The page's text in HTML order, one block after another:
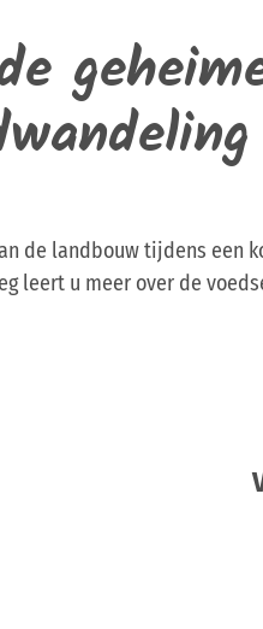
de landbouw tijdens een
leert u meer over de